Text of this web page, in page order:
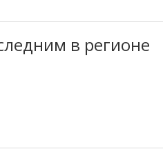
в регионе